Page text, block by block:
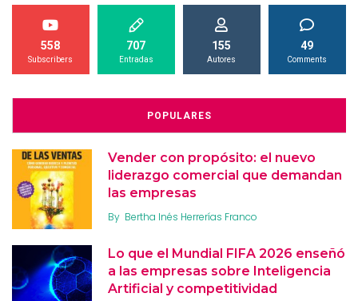
558
Subscribers
707
Entradas
155
Autores
49
Comments
POPULARES
Vender con propósito: el nuevo
liderazgo comercial que demandan
las empresas
By Bertha Inés Herrerías Franco
Lo que el Mundial FIFA 2026 enseñó
a las empresas sobre Inteligencia
Artificial y competitividad